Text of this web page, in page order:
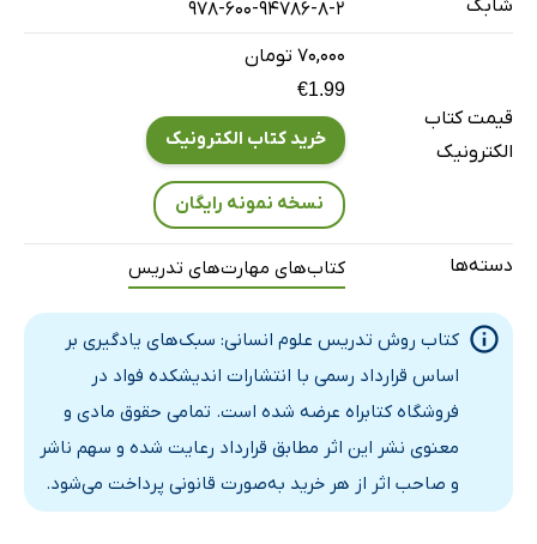
3-5- سبک یادگیری اجتماعی (بین‌فردی)
3-8- سبک یادگیری شنیداری
بخش چهارم: یک خطای شناختی که بیشتر مدرسان مرتکب
می‌شوند
4-2- تغییرپذیری سبک یادگیری
شابک
978-600-94786-8-2
قیمت کتاب
الکترونیک
۷۰,۰۰۰ تومان
€1.99
خرید کتاب الکترونیک
نسخه نمونه رایگان
دسته‌ها کتاب‌های مهارت‌های تدریس
کتاب روش تدریس علوم انسانی: سبک‌های یادگیری بر
اساس قرارداد رسمی با انتشارات اندیشکده فواد در
فروشگاه کتابراه عرضه شده است. تمامی حقوق مادی و
معنوی نشر این اثر مطابق قرارداد رعایت شده و سهم ناشر
و صاحب اثر از هر خرید به‌صورت قانونی پرداخت می‌شود.